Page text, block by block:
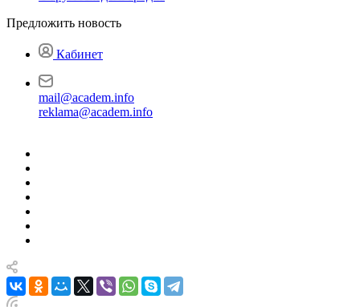
Предложить новость
Кабинет
mail@academ.info
reklama@academ.info